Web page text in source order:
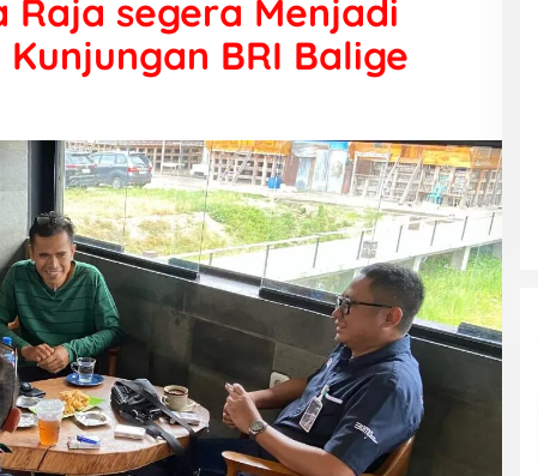
Raja segera Menjadi
BRI Balige